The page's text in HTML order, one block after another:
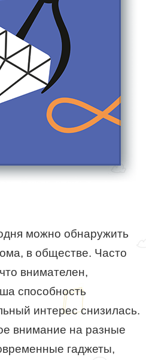
можно обнаружить
в обществе. Часто
внимателен,
способность
интерес снизилась.
внимание на разные
гаджеты,